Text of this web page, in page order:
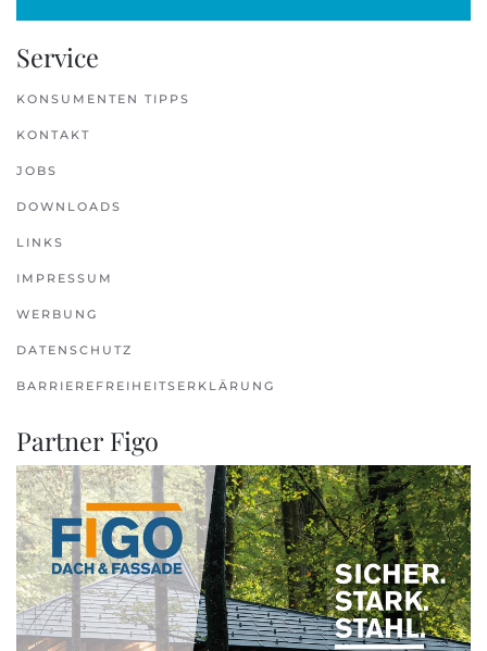
Service
KONSUMENTEN TIPPS
KONTAKT
JOBS
DOWNLOADS
LINKS
IMPRESSUM
WERBUNG
DATENSCHUTZ
BARRIEREFREIHEITSERKLÄRUNG
Partner Figo